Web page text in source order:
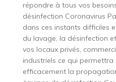
répondre à tous vos
désinfection Coronavirus
dans ces instants difficiles
du lavage, la désinfection
vos locaux privés,
industriels ce qui permettra
efficacement la